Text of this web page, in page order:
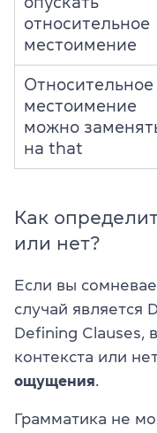
относительное
местоимение
Относительное
местоимение
можно
на that
Как
или нет?
Если вы
случай является
Defining Clauses,
контекста или
ощущения
Грамматика не